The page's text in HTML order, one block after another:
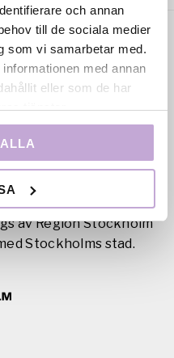
och annan
till de sociala medier
som vi samarbetar med.
med annan
eller som de har
tjänster.
filmfond med
för film- och tv-
genom
verksamhet och
av Region Stockholm
Stockholms stad.